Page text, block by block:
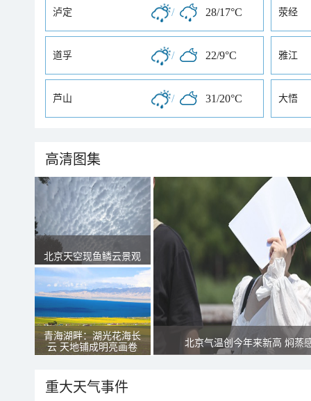
泸定 / 28/17°C 荥经
道孚 / 22/9°C 雅江
芦山 / 31/20°C 大悟
高清图集
北京天空现鱼鳞云景观
青海湖畔：湖光花海长
云 天地铺成明亮画卷
北京气温创今年来新高 焖蒸
重大天气事件